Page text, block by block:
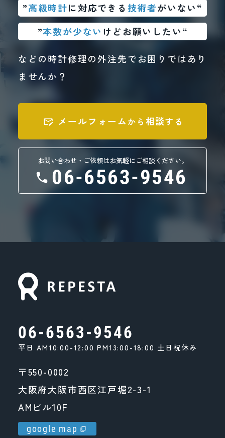
”高級時計に対応できる技術者がいない“
”本数が少ない けどお願いしたい“
などの時計修理の外注先でお困りではあり
ませんか？
メールフォーム から 相談する
お問い合わせ・ご依頼はお気軽にご相談ください。
06-6563-9546
06-6563-9546
平日 AM10:00-12:00 PM13:00-18:00 土日祝休み
〒550-0002
大阪府大阪市西区江戸堀2-3-1
AMビル10F
google map